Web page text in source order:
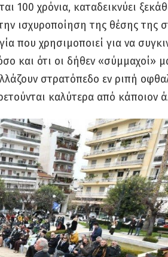
100 χρόνια, καταδεικνύει
ισχυροποίηση της θέσης της
που χρησιμοποιεί για να
και ότι οι δήθεν «σύμμαχοί»
στρατόπεδο εν ριπή
καλύτερα από κάποιον